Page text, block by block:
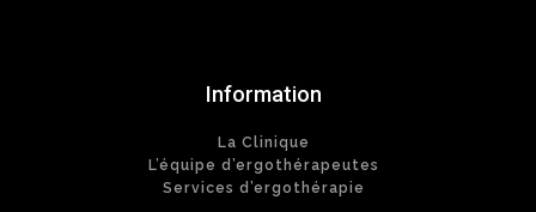
Information
La Clinique
L’équipe d’ergothérapeutes
Services d’ergothérapie